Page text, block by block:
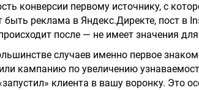
конверсии первому источнику, с
реклама в Яндекс.Директе, пост в
после — не имеет значения
случаев именно первое
кампанию по увеличению
клиента в вашу воронку. Это